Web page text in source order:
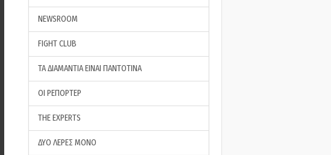
NEWSROOM
FIGHT CLUB
ΤΑ ΔΙΑΜΑΝΤΙΑ ΕΙΝΑΙ ΠΑΝΤΟΤΙΝΑ
ΟΙ ΡΕΠΟΡΤΕΡ
THE EXPERTS
ΔΥΟ ΛΕΡΕΣ ΜΟΝΟ